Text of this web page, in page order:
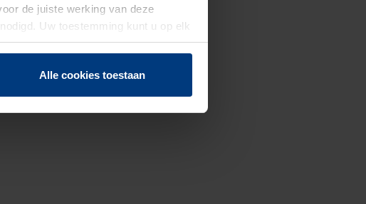
de juiste werking van deze
Uw toestemming kunt u op elk
of herroepen.
Alle cookies toestaan